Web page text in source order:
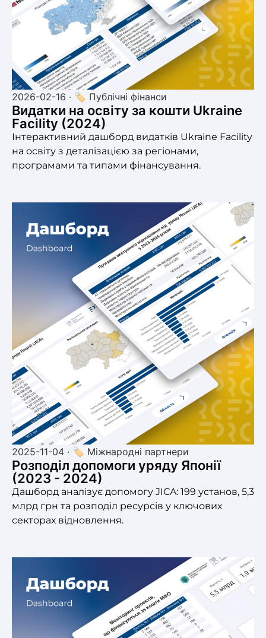
2026-02-16 · 🏷 Публічні фінанси
Видатки на освіту за кошти Ukraine
Facility (2024)
Інтерактивний дашборд видатків Ukraine Facility
на освіту з деталізацією за регіонами,
програмами та типами фінансування.
2025-11-04 · 🏷 Міжнародні партнери
Розподіл допомоги уряду Японії
(2023 - 2024)
Дашборд аналізує допомогу JICA: 199 установ, 5,3
млрд грн та розподіл ресурсів у ключових
секторах відновлення.